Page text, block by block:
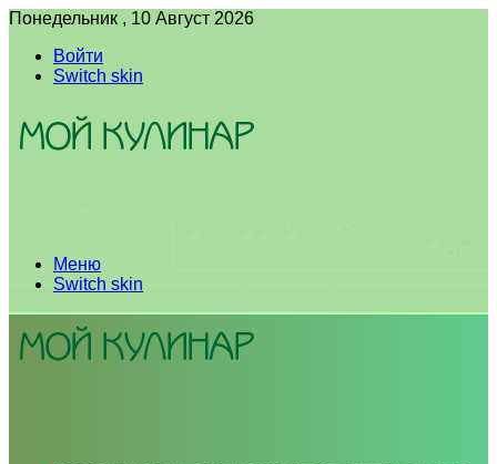
Понедельник , 10 Август 2026
Войти
Switch skin
Меню
Switch skin